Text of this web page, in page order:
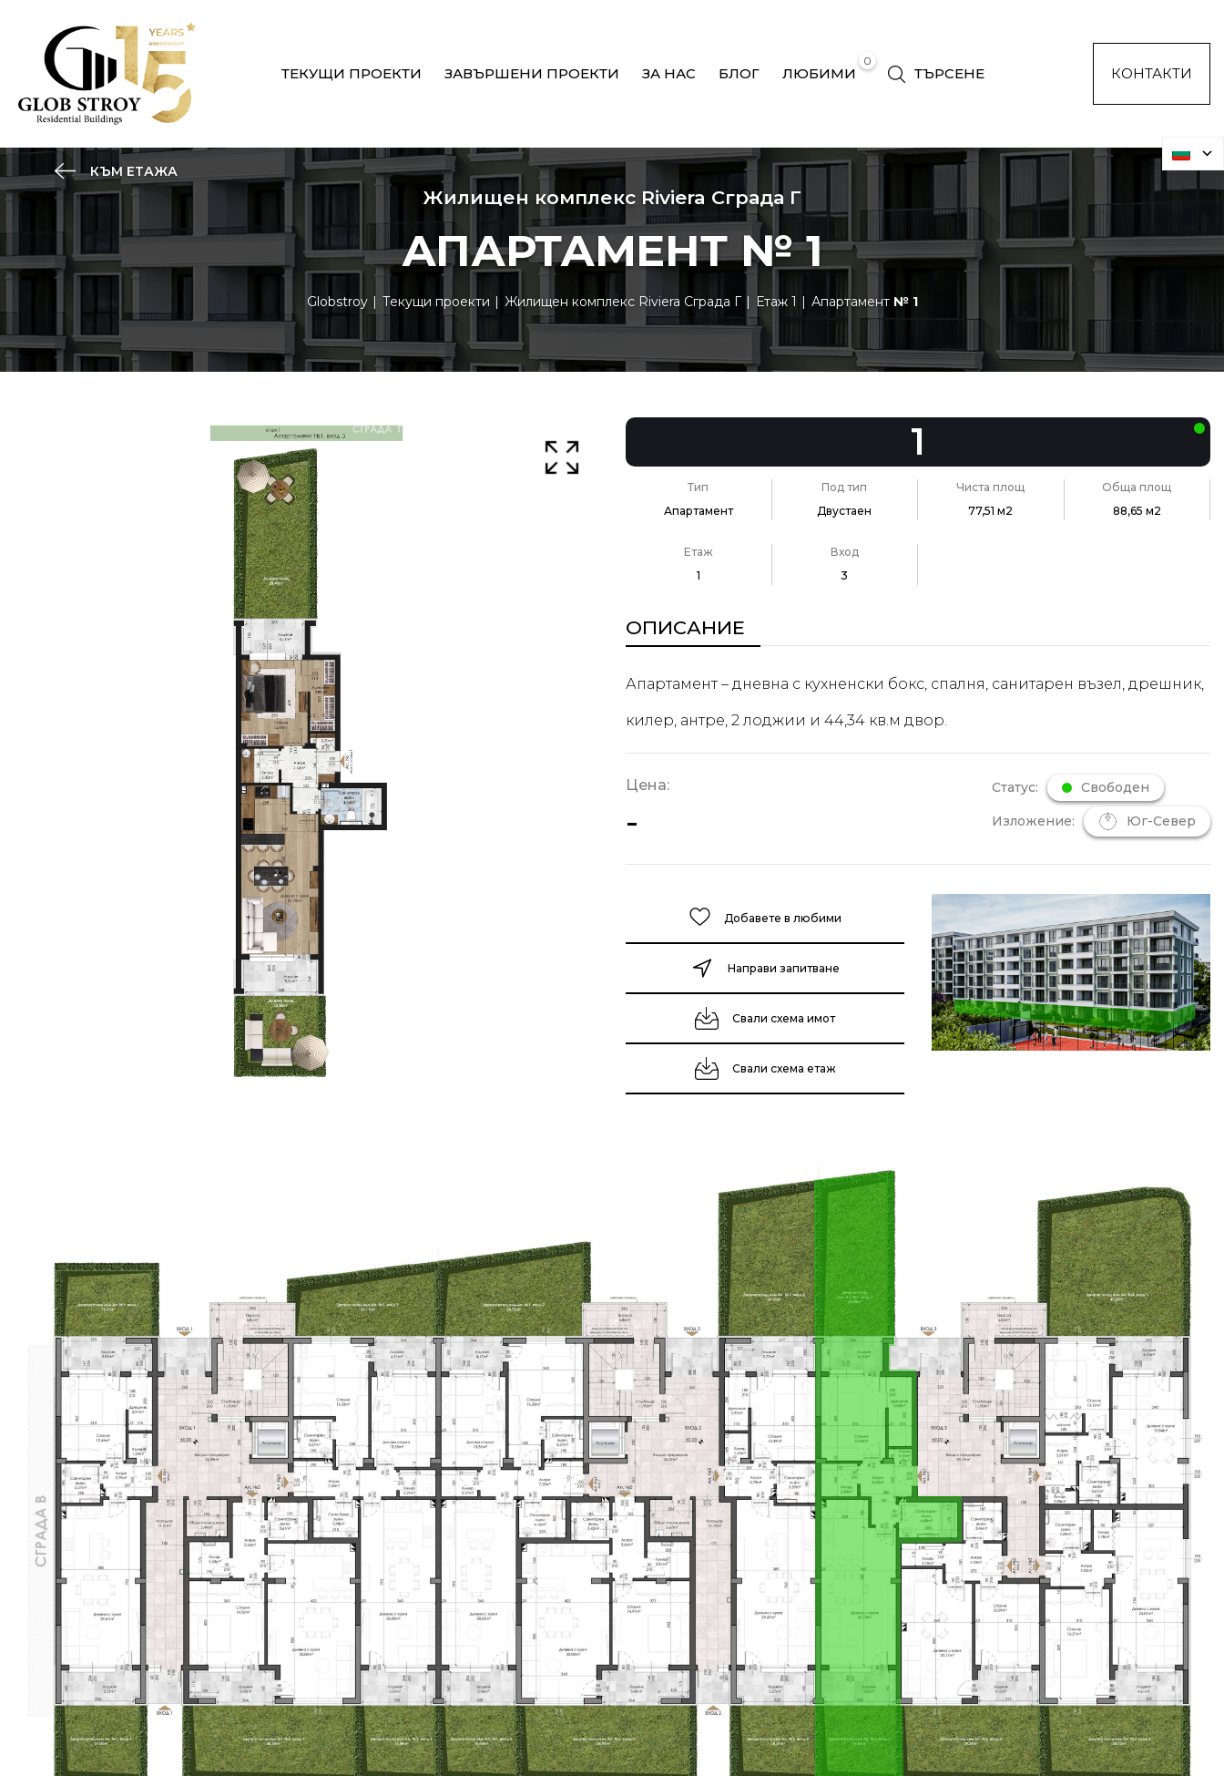
ТЕКУЩИ ПРОЕКТИ ЗАВЪРШЕНИ ПРОЕКТИ ЗА НАС БЛОГ
0
ЛЮБИМИ ТЪРСЕНЕ КОНТАКТИ
КЪМ ЕТАЖА
Жилищен комплекс Riviera Сграда Г
АПАРТАМЕНТ № 1
Globstroy Текущи проекти Жилищен комплекс Riviera Сграда Г Етаж 1 Апартамент № 1
1
Тип
Апартамент
Под тип
Двустаен
Чиста площ
77,51 м2
Обща площ
88,65 м2
Етаж
1
Вход
3
ОПИСАНИЕ
Апартамент – дневна с кухненски бокс, спалня, санитарен възел, дрешник,
килер, антре, 2 лоджии и 44,34 кв.м двор.
Цена:
-
Статус: Свободен
Изложение: Юг-Север
Добавете в любими
Направи запитване
Свали схема имот
Свали схема етаж